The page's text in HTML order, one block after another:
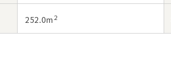
252.0m2